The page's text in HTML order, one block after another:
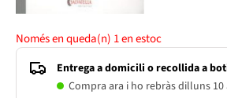
Només en queda(n) 1en estoc
Entrega a domicili o recollida a
Compra ara i ho rebràs dilluns 10